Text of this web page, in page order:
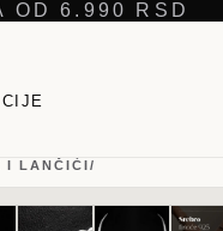
OD 6.990 RSD
I LANČIĆI/